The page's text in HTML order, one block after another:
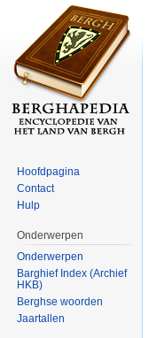
Hoofdpagina
Contact
Hulp
Onderwerpen
Onderwerpen
Barghief Index (Archief
HKB)
Berghse woorden
Jaartallen